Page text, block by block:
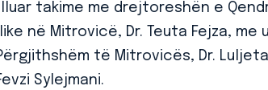
takime me drejtoreshën e
në Mitrovicë, Dr. Teuta Fejza,
të Mitrovicës, Dr.
Sylejmani.